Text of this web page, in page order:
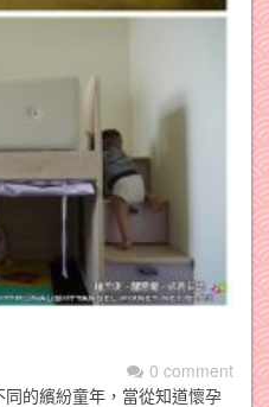
0 comment
的繽紛童年，當從知道懷孕